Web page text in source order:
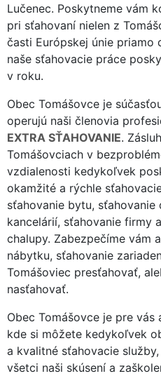
Lučenec. Poskytneme vám
pri sťahovaní nielen z
časti Európskej únie priamo
naše sťahovacie práce
v roku.
Obec Tomášovce je
operujú naši členovia
EXTRA SŤAHOVANIE.
Tomášovciach v
vzdialenosti kedykoľvek
okamžité a rýchle
sťahovanie bytu, sťahovanie
kancelárií, sťahovanie firmy
chalupy. Zabezpečíme vám
nábytku, sťahovanie
Tomášoviec presťahovať,
nasťahovať.
Obec Tomášovce je pre
kde si môžete kedykoľvek
a kvalitné sťahovacie
všetci naši skúsení a